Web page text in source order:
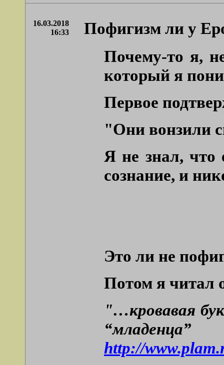
16.03.2018
16:33
Пофигизм ли у
Почему-то я,
который я
Первое
"Они вонзили
Я не знал, что
сознание, и
Это ли не
Потом я читал
"…кровавая
http://